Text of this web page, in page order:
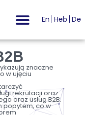
En Heb De
znaczne
w ujęciu
rekrutacji oraz
oraz usług B2B.
popytem, co w